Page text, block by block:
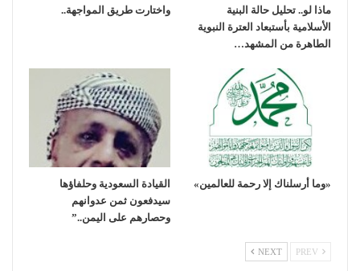
ماذا لو.. تحليل حالة البنية
الأسلامية بأستبعاد العترة النبوية
الطاهرة من المشهد…
واختارت طريق المواجهة..
«وما أرسلناك إلا رحمة للعالمين»
القيادة السعودية وحلفاؤها
سيدفعون ثمن عدوانهم
وحصارهم على اليمن..”
NEXT